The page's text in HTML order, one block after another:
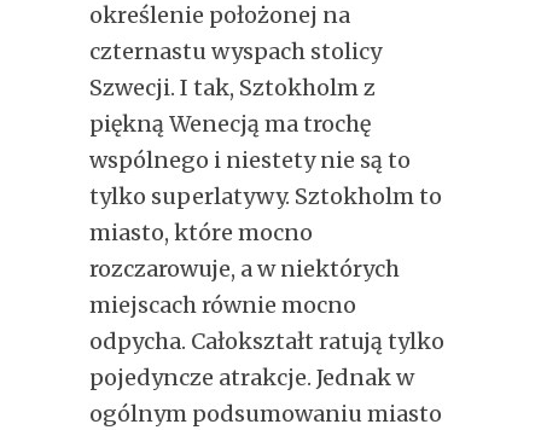
określenie położonej na
czternastu wyspach stolicy
Szwecji. I tak, Sztokholm z
piękną Wenecją ma trochę
wspólnego i niestety nie są to
tylko superlatywy. Sztokholm to
miasto, które mocno
rozczarowuje, a w niektórych
miejscach równie mocno
odpycha. Całokształt ratują tylko
pojedyncze atrakcje. Jednak w
ogólnym podsumowaniu miasto